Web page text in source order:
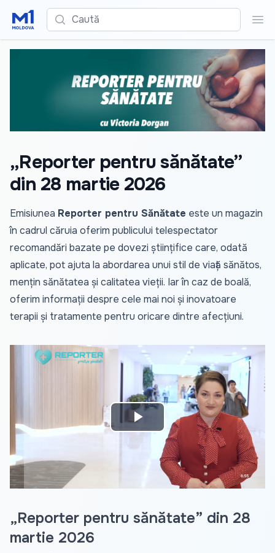
Caută
„Reporter pentru sănătate”
din 28 martie 2026
Emisiunea Reporter pentru Sănătate este un magazin
în cadrul căruia oferim publicului telespectator
recomandări bazate pe dovezi științifice care, odată
aplicate, pot ajuta la abordarea unui stil de viață sănătos,
mențin sănătatea și calitatea vieții. Iar în caz de boală,
oferim informații despre cele mai noi și inovatoare
terapii și tratamente pentru oricare dintre afecțiuni.
Play
Video
„Reporter pentru sănătate” din 28
martie 2026